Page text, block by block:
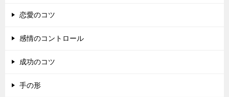
恋愛のコツ
感情のコントロール
成功のコツ
手の形